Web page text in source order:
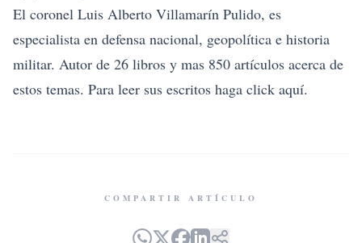
El coronel Luis Alberto Villamarín Pulido, es
especialista en defensa nacional, geopolítica e historia
militar. Autor de 26 libros y mas 850 artículos acerca de
estos temas. Para leer sus escritos haga click aquí.
COMPARTIR ARTÍCULO